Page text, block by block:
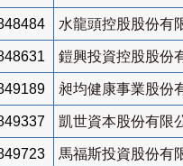
水龍頭控股股份有
鎧興投資控股股份
昶均健康事業股份
凱世資本股份有限
馬福斯投資股份有